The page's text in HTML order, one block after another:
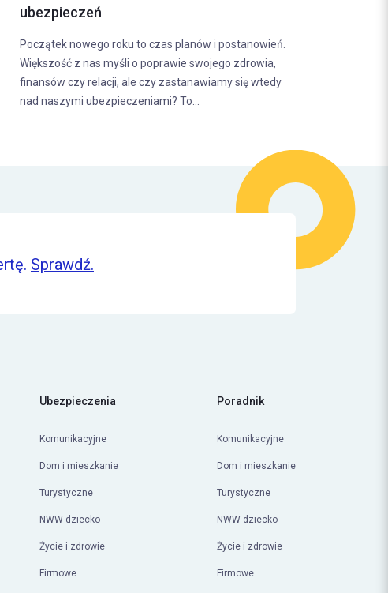
ubezpieczeń
Początek nowego roku to czas planów i postanowień.
Większość z nas myśli o poprawie swojego zdrowia,
finansów czy relacji, ale czy zastanawiamy się wtedy
nad naszymi ubezpieczeniami? To...
Sprawdź.
Ubezpieczenia
Komunikacyjne
Dom i mieszkanie
Turystyczne
NWW dziecko
Życie i zdrowie
Firmowe
Poradnik
Komunikacyjne
Dom i mieszkanie
Turystyczne
NWW dziecko
Życie i zdrowie
Firmowe